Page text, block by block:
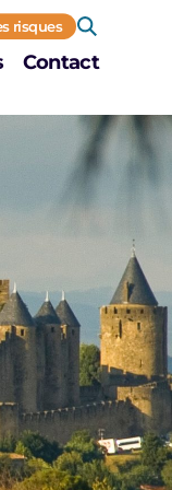
Contact
risques